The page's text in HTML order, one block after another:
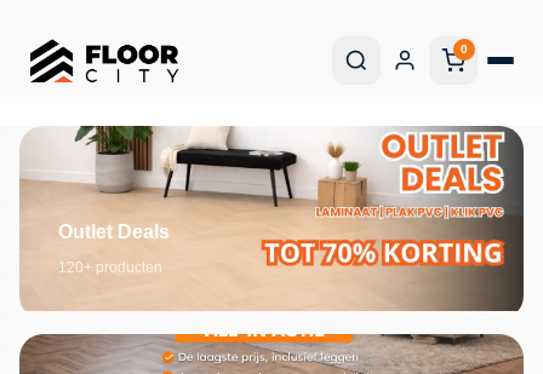
0
Outlet Deals
120+ producten